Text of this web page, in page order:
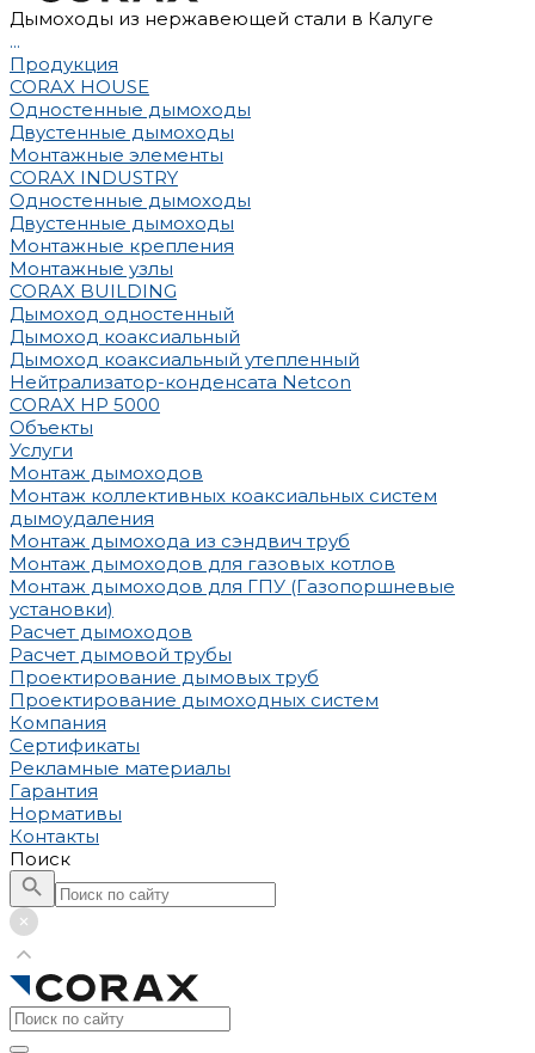
Дымоходы из нержавеющей стали в Калуге
...
Продукция
CORAX HOUSE
Одностенные дымоходы
Двустенные дымоходы
Монтажные элементы
CORAX INDUSTRY
Одностенные дымоходы
Двустенные дымоходы
Монтажные крепления
Монтажные узлы
CORAX BUILDING
Дымоход одностенный
Дымоход коаксиальный
Дымоход коаксиальный утепленный
Нейтрализатор-конденсата Netcon
CORAX HP 5000
Объекты
Услуги
Монтаж дымоходов
Монтаж коллективных коаксиальных систем
дымоудаления
Монтаж дымохода из сэндвич труб
Монтаж дымоходов для газовых котлов
Монтаж дымоходов для ГПУ (Газопоршневые
установки)
Расчет дымоходов
Расчет дымовой трубы
Проектирование дымовых труб
Проектирование дымоходных систем
Компания
Сертификаты
Рекламные материалы
Гарантия
Нормативы
Контакты
Поиск